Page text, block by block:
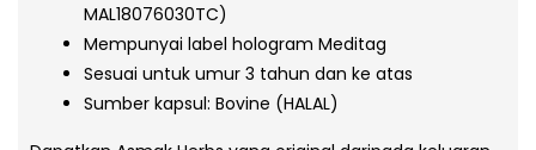
MAL18076030TC)
Mempunyai label hologram Meditag
Sesuai untuk umur 3 tahun dan ke atas
Sumber kapsul: Bovine (HALAL)